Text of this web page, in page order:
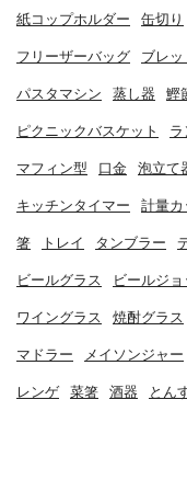
紙コップホルダー 缶切り
フリーザーバッグ ブレ
パスタマシン 蒸し器 鰹
ピクニックバスケット
マフィン型 口金 泡立て
キッチンタイマー 計量カ
箸 トレイ タンブラー
ビールグラス ビールジョ
ワイングラス 焼酎グラス
マドラー メイソンジャー
レンゲ 菜箸 酒器 とん